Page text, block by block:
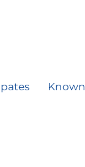
Known